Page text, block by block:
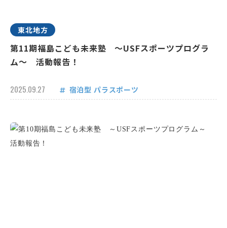
東北地方
第11期福島こども未来塾 ～USFスポーツプログラ
ム～ 活動報告！
2025.09.27 宿泊型 パラスポーツ